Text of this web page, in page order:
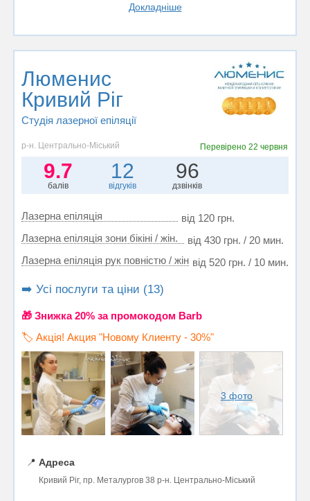
Докладніше
Люменис
Кривий Ріг
Студія лазерної епіляції
р-н. Центрально-Міський Перевірено22 червня
9.7
балів
12
відгуків
96
дзвінків
Лазерна епіляція
від 120 грн.
Лазерна епіляція зони бікіні / жін.
від 430 грн. / 20 мин.
Лазерна епіляція рук повністю / жін від 520 грн. / 10 мин.
➡️ Усі послуги та ціни (13)
🎁 Знижка 20% за промокодом Barb
🏷️ Акція! Акция "Новому Клиенту - 30%"
3 фото
📍 Адреса
Кривий Ріг, пр. Металургов 38 р-н. Центрально-Міський